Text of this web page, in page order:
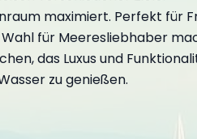
maximiert. Perfekt für
für Meeresliebhaber
das Luxus und
zu genießen.